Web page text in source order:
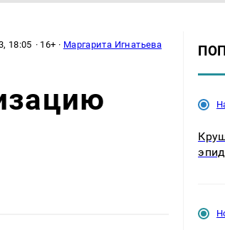
18:05 · 16+ · Маргарита Игнатьева